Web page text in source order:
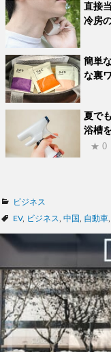
直接
冷房
簡単
な裏
夏で
浴槽
★ 0
カ
テ
ー
ビジネス
タ
EV, ビジネス 中国 自動車